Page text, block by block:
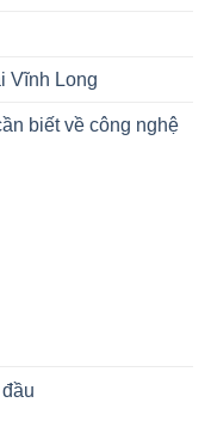
Vĩnh Long
biết về công nghệ